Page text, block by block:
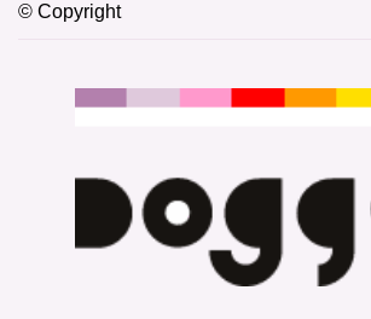
© Copyright